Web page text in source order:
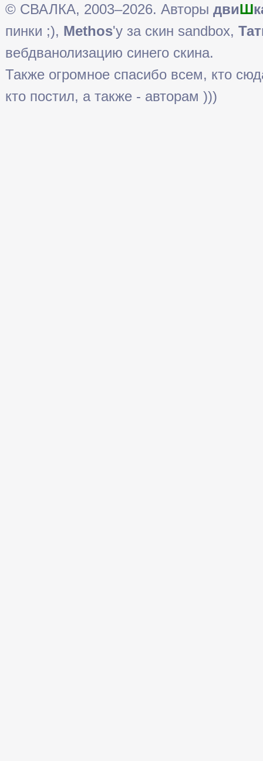
© СВАЛКА, 2003–2026. Авторы двиШ
пинки ;), Methos'у за скин sandbox,
вебдванолизацию синего скина.
Также огромное спасибо всем, кто
кто постил, а также - авторам )))